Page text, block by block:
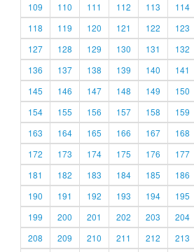
109
110 111 112 113 114
118
119 120 121 122 123
127
128 129 130 131 132
136
137 138 139 140 141
145
146 147 148 149 150
154
155 156 157 158 159
163
164 165 166 167 168
172
173 174 175 176 177
181
182 183 184 185 186
190
191 192 193 194 195
199
200 201 202 203 204
208
209 210 211 212 213